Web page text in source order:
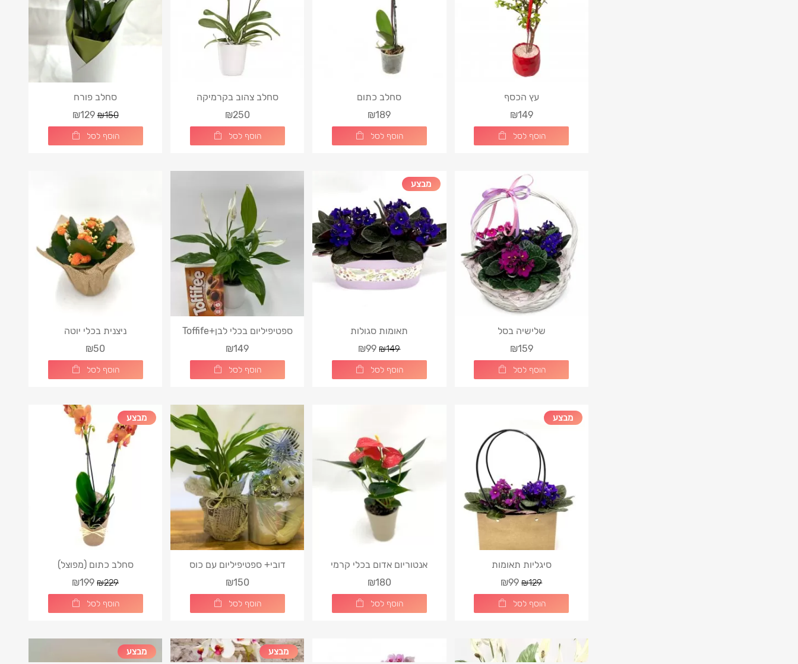
עץ הכסף
₪149
הוסף לסל
סחלב כתום
₪189
הוסף לסל
סחלב צהוב בקרמיקה
₪250
הוסף לסל
סחלב פורח
₪150
₪129
הוסף לסל
שלישיה בסל
₪159
הוסף לסל
מבצע
תאומות סגולות
₪149
₪99
הוסף לסל
ספטיפיליום בכלי לבן+Toffife
₪149
הוסף לסל
ניצנית בכלי יוטה
₪50
הוסף לסל
מבצע
סיגליות תאומות
₪129
₪99
הוסף לסל
אנטוריום אדום בכלי קרמי
₪180
הוסף לסל
דובי+ ספטיפיליום עם כוס
שוקולד
₪150
הוסף לסל
מבצע
סחלב כתום (מפוצל)
₪229
₪199
הוסף לסל
מבצע מבצע